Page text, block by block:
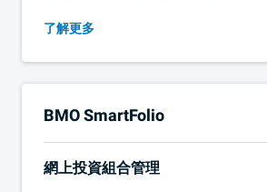
了解更多
BMOSmartFolio
網上投資組合管理